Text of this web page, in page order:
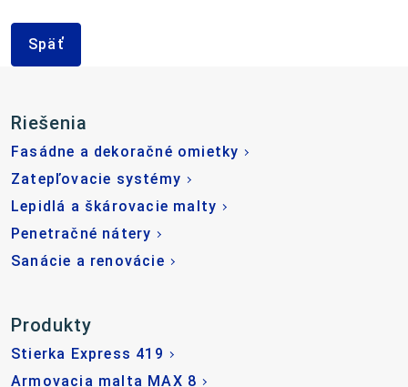
Späť
Riešenia
Fasádne a dekoračné omietky
Zatepľovacie systémy
Lepidlá a škárovacie malty
Penetračné nátery
Sanácie a renovácie
Produkty
Stierka Express 419
Armovacia malta MAX 8